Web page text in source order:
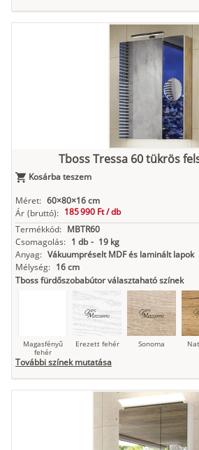
Loft beton
Nádzöld
Antracit Matt fekete
Tboss Tressa 60 tükrös
Kosárba teszem
Méret: 60×80×16 cm
Ár (bruttó): 185 990 Ft /db
Termékkód: MBTR60
Csomagolás: 1 db - 19 kg
Anyag: Vákuumpréselt MDF és laminált lapok
Mélység: 16 cm
Tboss fürdőszobabútor választaható színek
Magasfényű
fehér
Erezett fehér Sonoma
Loft beton
További színek mutatása